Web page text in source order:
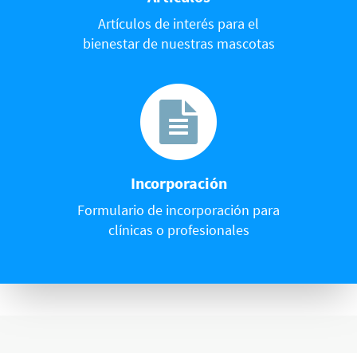
Artículos de interés para el
bienestar de nuestras mascotas
Incorporación
Formulario de incorporación para
clínicas o profesionales